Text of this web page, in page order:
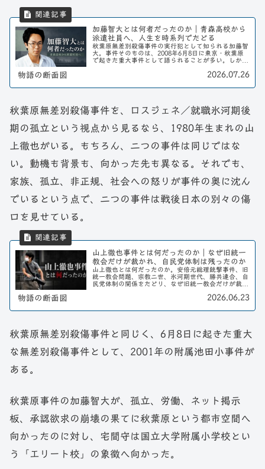
加藤智大とは何者だったのか｜青森高校から
派遣社員へ、人生を時系列でたどる
秋葉原無差別殺傷事件の実行犯として知られる加藤智
大。事件そのものは、2008年6月8日に東京・秋葉原
で起きた重大事件として語られることが多い。しか
だけを見ても十分ではない。彼はどこで生まれ、ど...
物語の断面図 2026.07.26
秋葉原無差別殺傷事件を、ロスジェネ／就職氷河期後
期の孤立という視点から見るなら、1980年生まれの山
上徹也がいる。もちろん、二つの事件は同じではな
い。動機も背景も、向かった先も異なる。それでも、
家族、孤立、非正規、社会への怒りが事件の奥に沈ん
でいるという点で、二つの事件は戦後日本の別々の傷
口を見せている。
山上徹也事件とは何だったのか｜なぜ旧統一
教会だけが裁かれ、自民党体制は残ったのか
山上徹也とは何だったのか。安倍元総理銃撃事件、旧
統一教会問題、宗教二世、氷河期世代、勝共連合、自
民党体制の関係をたどり、なぜ旧統一教会だけが裁か
物語の断面図 2026.06.23
秋葉原無差別殺傷事件と同じく、6月8日に起きた重大
な無差別殺傷事件として、2001年の附属池田小事件が
ある。
秋葉原事件の加藤智大が、孤立、労働、ネット掲示
板、承認欲求の崩壊の果てに秋葉原という都市空間へ
向かったのに対し、宅間守は国立大学附属小学校とい
う「エリート校」の象徴へ向かった。